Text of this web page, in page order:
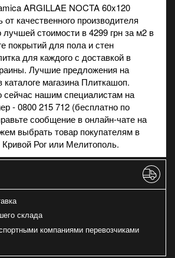
ARGILLAE NOCTA 60x120
от качественного производителя
стоимости в 4299 грн за м2 в
покрытий для пола и стен
для каждого с доставкой в
Лучшие предложения на
каталоге магазина Плиткашоп.
сейчас нашим специалистам на
- 0800 215 712 (бесплатно по
сообщение в онлайн-чате на
выбрать товар покупателям в
Кривой Рог или Мелитополь.
склада
компаниями перевозчиками